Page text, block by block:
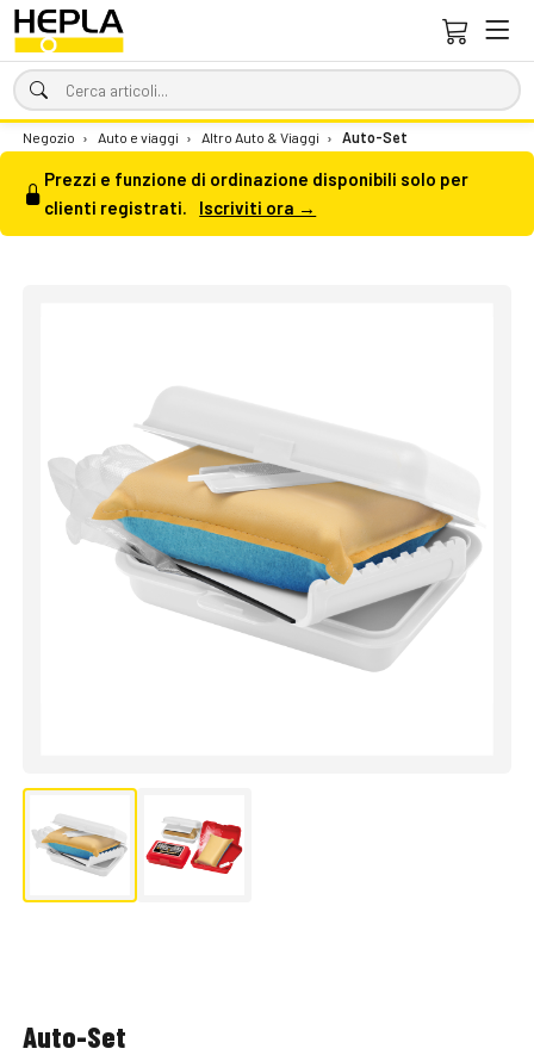
Negozio › Auto e viaggi › Altro Auto & Viaggi › Auto-Set
Prezzi e funzione di ordinazione disponibili solo per
clienti registrati.
Iscriviti ora →
Auto-Set